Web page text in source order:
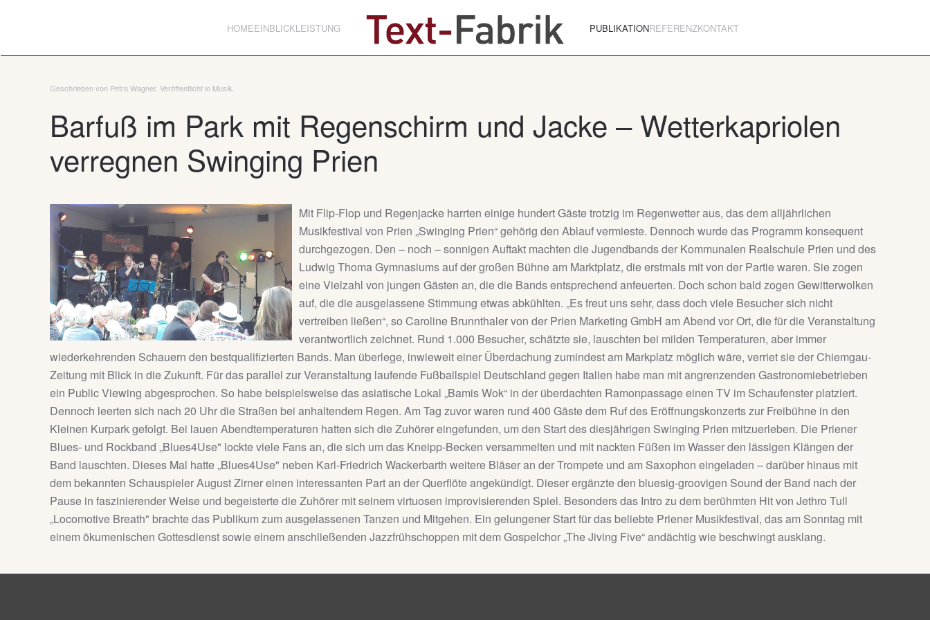
HOMEEINBLICKLEISTUNG PUBLIKATIONREFERENZKONTAKT
Geschrieben von Petra Wagner. Veröffentlicht in Musik
Barfuß im Park mit Regenschirm und Jacke – Wetterkapriolen
verregnen Swinging Prien
Mit Flip-Flop und Regenjacke harrten einige hundert Gäste trotzig im Regenwetter aus, das dem alljährlichen
Musikfestival von Prien „Swinging Prien“ gehörig den Ablauf vermieste. Dennoch wurde das Programm konsequent
durchgezogen. Den – noch – sonnigen Auftakt machten die Jugendbands der Kommunalen Realschule Prien und des
Ludwig Thoma Gymnasiums auf der großen Bühne am Marktplatz, die erstmals mit von der Partie waren. Sie zogen
eine Vielzahl von jungen Gästen an, die die Bands entsprechend anfeuerten. Doch schon bald zogen Gewitterwolken
auf, die die ausgelassene Stimmung etwas abkühlten. „Es freut uns sehr, dass doch viele Besucher sich nicht
vertreiben ließen“, so Caroline Brunnthaler von der Prien Marketing GmbH am Abend vor Ort, die für die Veranstaltung
verantwortlich zeichnet. Rund 1.000 Besucher, schätzte sie, lauschten bei milden Temperaturen, aber immer
wiederkehrenden Schauern den bestqualifizierten Bands. Man überlege, inwieweit einer Überdachung zumindest am Markplatz möglich wäre, verriet sie der Chiemgau-
Zeitung mit Blick in die Zukunft. Für das parallel zur Veranstaltung laufende Fußballspiel Deutschland gegen Italien habe man mit angrenzenden Gastronomiebetrieben
ein Public Viewing abgesprochen. So habe beispielsweise das asiatische Lokal „Bamis Wok“ in der überdachten Ramonpassage einen TV im Schaufenster platziert.
Dennoch leerten sich nach 20 Uhr die Straßen bei anhaltendem Regen. Am Tag zuvor waren rund 400 Gäste dem Ruf des Eröffnungskonzerts zur Freibühne in den
Kleinen Kurpark gefolgt. Bei lauen Abendtemperaturen hatten sich die Zuhörer eingefunden, um den Start des diesjährigen Swinging Prien mitzuerleben. Die Priener
Blues- und Rockband „Blues4Use" lockte viele Fans an, die sich um das Kneipp-Becken versammelten und mit nackten Füßen im Wasser den lässigen Klängen der
Band lauschten. Dieses Mal hatte „Blues4Use" neben Karl-Friedrich Wackerbarth weitere Bläser an der Trompete und am Saxophon eingeladen – darüber hinaus mit
dem bekannten Schauspieler August Zirner einen interessanten Part an der Querflöte angekündigt. Dieser ergänzte den bluesig-groovigen Sound der Band nach der
Pause in faszinierender Weise und begeisterte die Zuhörer mit seinem virtuosen improvisierenden Spiel. Besonders das Intro zu dem berühmten Hit von Jethro Tull
„Locomotive Breath" brachte das Publikum zum ausgelassenen Tanzen und Mitgehen. Ein gelungener Start für das beliebte Priener Musikfestival, das am Sonntag mit
einem ökumenischen Gottesdienst sowie einem anschließenden Jazzfrühschoppen mit dem Gospelchor „The Jiving Five“ andächtig wie beschwingt ausklang.